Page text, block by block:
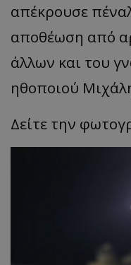
απέκρουσε
αποθέωση από
άλλων και του
ηθοποιού
Δείτε την